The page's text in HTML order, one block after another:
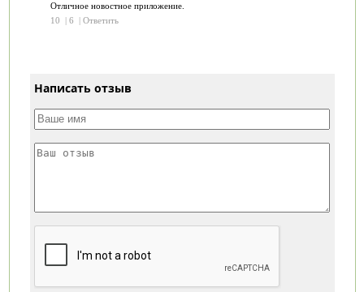
Отличное новостное приложение.
10
| 6 | Ответить
Написать отзыв